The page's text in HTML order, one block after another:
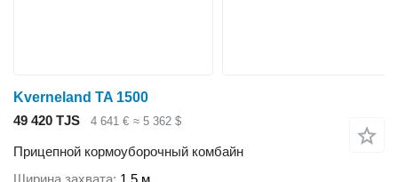
Kverneland TA 1500
49 420 TJS
4 641 € ≈ 5 362 $
Прицепной кормоуборочный комбайн
Ширина захвата 1,5 м